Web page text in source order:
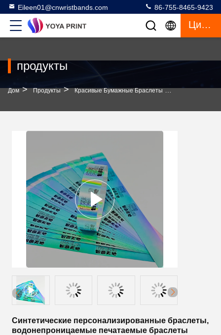
Eileen01@cnwristbands.com 86-755-8465-9423
Цитата
продукты
Дом > Продукты > Красивые Бумажные Браслеты >
Синтетические персонализированные браслеты,
водонепроницаемые печатаемые браслеты